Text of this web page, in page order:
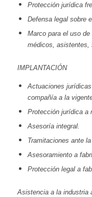
Protección jurídica
Defensa legal sobre
Marco para el uso
médicos, asistentes,
IMPLANTACIÓN
Actuaciones
compañía a la
Protección jurídica a
Asesoría integral.
Tramitaciones ante
Asesoramiento a
Protección legal a
Asistencia a la industria